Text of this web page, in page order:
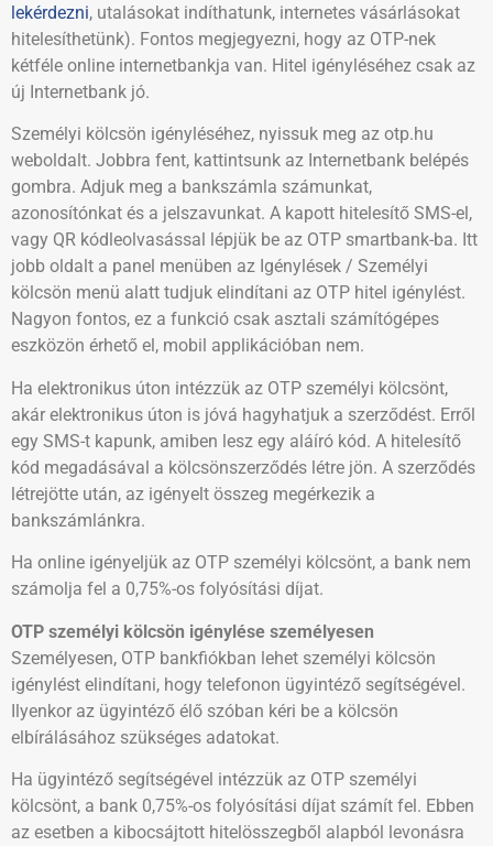
lekérdezni, utalásokat indíthatunk, internetes vásárlásokat
hitelesíthetünk). Fontos megjegyezni, hogy az OTP-nek
kétféle online internetbankja van. Hitel igényléséhez csak az
új Internetbank jó.
Személyi kölcsön igényléséhez, nyissuk meg az otp.hu
weboldalt. Jobbra fent, kattintsunk az Internetbank belépés
gombra. Adjuk meg a bankszámla számunkat,
azonosítónkat és a jelszavunkat. A kapott hitelesítő SMS-el,
vagy QR kódleolvasással lépjük be az OTP smartbank-ba. Itt
jobb oldalt a panel menüben az Igénylések / Személyi
kölcsön menü alatt tudjuk elindítani az OTP hitel igénylést.
Nagyon fontos, ez a funkció csak asztali számítógépes
eszközön érhető el, mobil applikációban nem.
Ha elektronikus úton intézzük az OTP személyi kölcsönt,
akár elektronikus úton is jóvá hagyhatjuk a szerződést. Erről
egy SMS-t kapunk, amiben lesz egy aláíró kód. A hitelesítő
kód megadásával a kölcsönszerződés létre jön. A szerződés
létrejötte után, az igényelt összeg megérkezik a
bankszámlánkra.
Ha online igényeljük az OTP személyi kölcsönt, a bank nem
számolja fel a 0,75%-os folyósítási díjat.
OTP személyi kölcsön igénylése személyesen
Személyesen, OTP bankfiókban lehet személyi kölcsön
igénylést elindítani, hogy telefonon ügyintéző segítségével.
Ilyenkor az ügyintéző élő szóban kéri be a kölcsön
elbírálásához szükséges adatokat.
Ha ügyintéző segítségével intézzük az OTP személyi
kölcsönt, a bank 0,75%-os folyósítási díjat számít fel. Ebben
az esetben a kibocsájtott hitelösszegből alapból levonásra